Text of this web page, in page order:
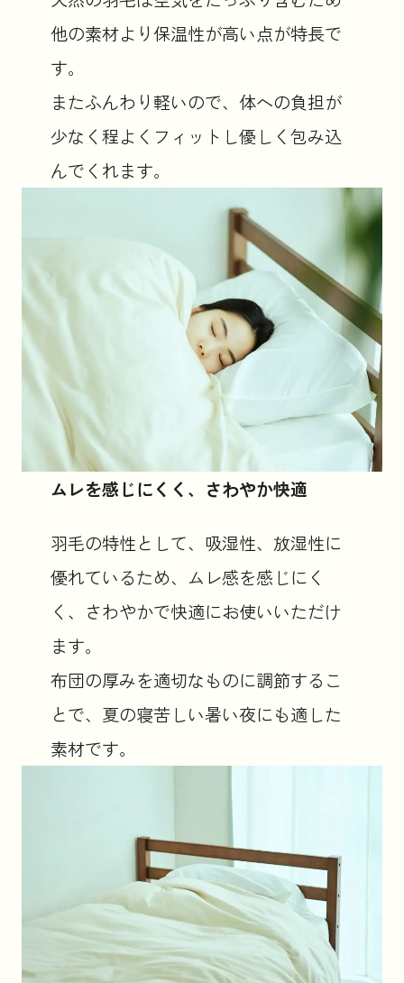
他の素材より保温性が高い点が特長で
す。
またふんわり軽いので、体への負担が
少なく程よくフィットし優しく包み込
んでくれます。
ムレを感じにくく、さわやか快適
羽毛の特性として、吸湿性、放湿性に
優れているため、ムレ感を感じにく
く、さわやかで快適にお使いいただけ
ます。
布団の厚みを適切なものに調節するこ
とで、夏の寝苦しい暑い夜にも適した
素材です。